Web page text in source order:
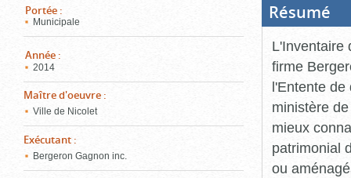
Portée :
Municipale
Année :
2014
Maître d'oeuvre :
Ville de Nicolet
Exécutant :
Bergeron Gagnon inc.
Résumé
L'Inventaire
firme
l'Entente de
ministère
mieux
patrimonial
ou